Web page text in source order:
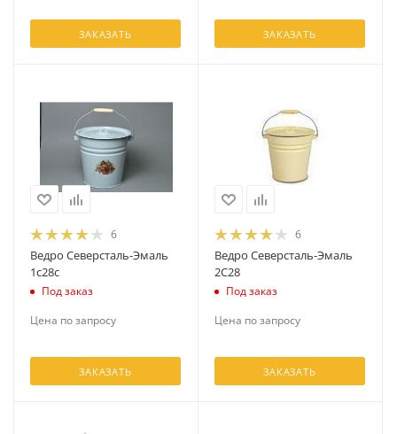
ЗАКАЗАТЬ ЗАКАЗАТЬ
6
Ведро Северсталь-Эмаль
1с28с
Под заказ
Цена по запросу
ЗАКАЗАТЬ
6
Ведро Северсталь-Эмаль
2С28
Под заказ
Цена по запросу
ЗАКАЗАТЬ